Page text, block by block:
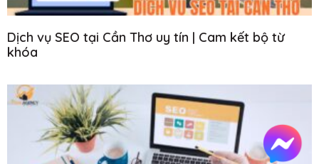
Dịch vụ SEO tại Cần Thơ uy tín | Cam kết bộ từ
khóa